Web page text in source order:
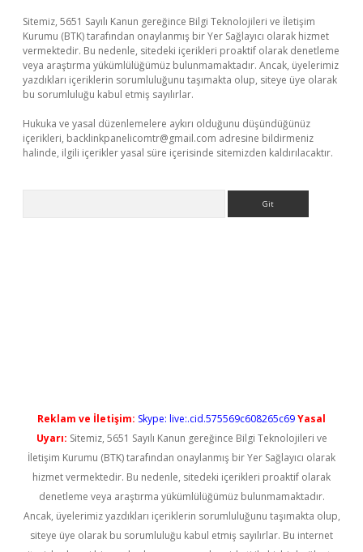
Sitemiz, 5651 Sayılı Kanun gereğince Bilgi Teknolojileri ve İletişim
Kurumu (BTK) tarafından onaylanmış bir Yer Sağlayıcı olarak hizmet
vermektedir. Bu nedenle, sitedeki içerikleri proaktif olarak denetleme
veya araştırma yükümlülüğümüz bulunmamaktadır. Ancak, üyelerimiz
yazdıkları içeriklerin sorumluluğunu taşımakta olup, siteye üye olarak
bu sorumluluğu kabul etmiş sayılırlar.
Hukuka ve yasal düzenlemelere aykırı olduğunu düşündüğünüz
içerikleri, backlinkpanelicomtr@gmail.com adresine bildirmeniz
halinde, ilgili içerikler yasal süre içerisinde sitemizden kaldırılacaktır.
Reklam ve İletişim: Skype: live:.cid.575569c608265c69Yasal
Uyarı: Sitemiz, 5651 Sayılı Kanun gereğince Bilgi Teknolojileri ve
İletişim Kurumu (BTK) tarafından onaylanmış bir Yer Sağlayıcı olarak
hizmet vermektedir. Bu nedenle, sitedeki içerikleri proaktif olarak
denetleme veya araştırma yükümlülüğümüz bulunmamaktadır.
Ancak, üyelerimiz yazdıkları içeriklerin sorumluluğunu taşımakta olup,
siteye üye olarak bu sorumluluğu kabul etmiş sayılırlar. Bu internet